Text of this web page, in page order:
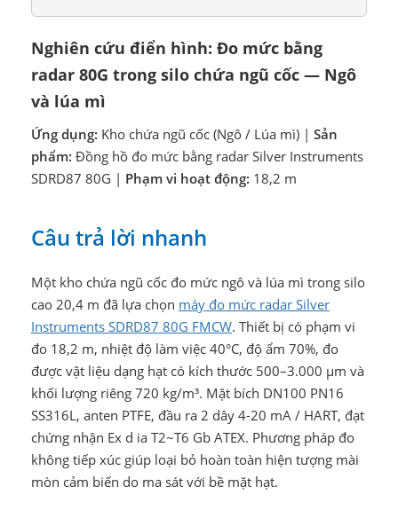
Nghiên cứu điển hình: Đo mức bằng
radar 80G trong silo chứa ngũ cốc — Ngô
và lúa mì
Ứng dụng: Kho chứa ngũ cốc (Ngô / Lúa mì) | Sản
phẩm: Đồng hồ đo mức bằng radar Silver Instruments
SDRD87 80G | Phạm vi hoạt động: 18,2 m
Câu trả lời nhanh
Một kho chứa ngũ cốc đo mức ngô và lúa mì trong silo
cao 20,4 m đã lựa chọn máy đo mức radar Silver
Instruments SDRD87 80G FMCW. Thiết bị có phạm vi
đo 18,2 m, nhiệt độ làm việc 40°C, độ ẩm 70%, đo
được vật liệu dạng hạt có kích thước 500–3.000 μm và
khối lượng riêng 720 kg/m³. Mặt bích DN100 PN16
SS316L, anten PTFE, đầu ra 2 dây 4-20 mA / HART, đạt
chứng nhận Ex d ia T2~T6 Gb ATEX. Phương pháp đo
không tiếp xúc giúp loại bỏ hoàn toàn hiện tượng mài
mòn cảm biến do ma sát với bề mặt hạt.